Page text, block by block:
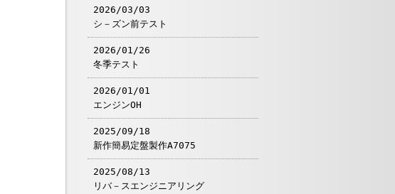
2026/03/03
シ－ズン前テスト
2026/01/26
冬季テスト
2026/01/01
エンジンOH
2025/09/18
新作簡易定盤製作A7075
2025/08/13
リバ－スエンジニアリング